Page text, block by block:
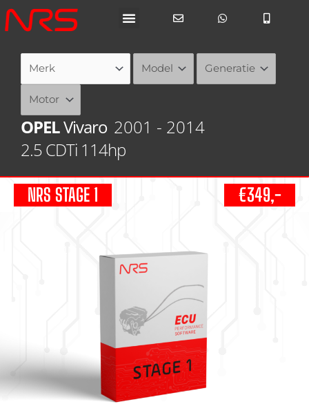
Ga
naar
OPELVivaro 2001 - 2014
2.5 CDTi 114hp
NRS STAGE 1 €349,-